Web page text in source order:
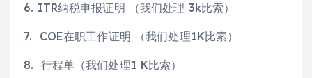
6. ITR纳税申报证明 （我们处理 3k比索）
7. COE在职工作证明 （我们处理1K比索）
8. 行程单（我们处理1 K比索）